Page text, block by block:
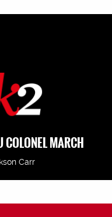
COLONEL MARCH
Carr